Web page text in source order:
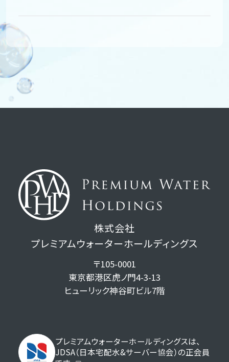
株式会社
プレミアムウォーターホールディングス
〒105-0001
東京都港区虎ノ門4-3-13
ヒューリック神谷町ビル7階
プレミアムウォーターホールディングスは、
JDSA（日本宅配水&サーバー協会）の正会員